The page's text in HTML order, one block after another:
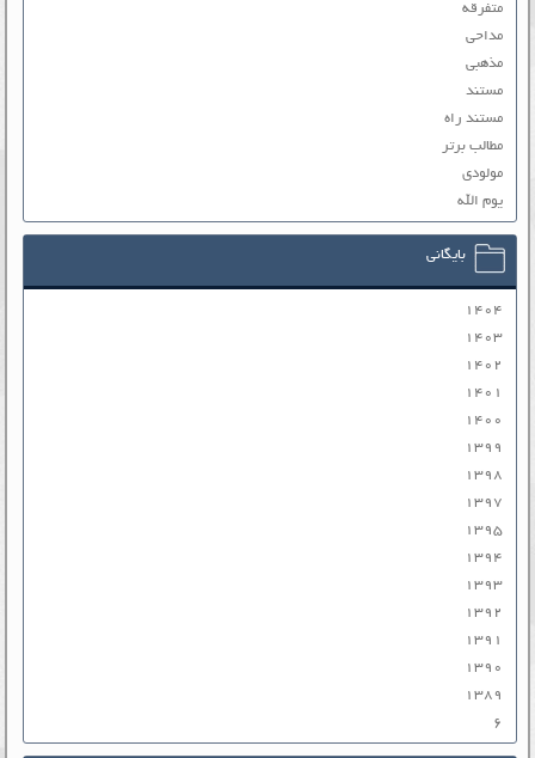
متفرقه
مداحی
مذهبی
مستند
مستند راه
مطالب برتر
مولودی
یوم الله
بایگانی
۱۴۰۴
۱۴۰۳
۱۴۰۲
۱۴۰۱
۱۴۰۰
۱۳۹۹
۱۳۹۸
۱۳۹۷
۱۳۹۵
۱۳۹۴
۱۳۹۳
۱۳۹۲
۱۳۹۱
۱۳۹۰
۱۳۸۹
۶